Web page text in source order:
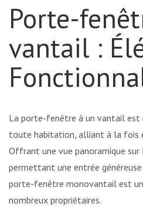
Porte-
vantail :
La porte-fenêtre à un vantail est
toute habitation, alliant à la fois
Offrant une vue panoramique sur
permettant une entrée
porte-fenêtre monovantail est
nombreux propriétaires.